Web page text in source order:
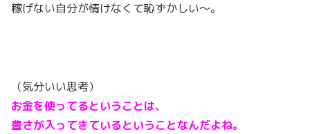
稼げない自分が情けなくて恥ずかしい〜。
（気分いい思考）
お金を使ってるということは、
豊さが入ってきているということなんだよね。